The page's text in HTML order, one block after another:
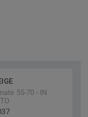
55-70 - IN